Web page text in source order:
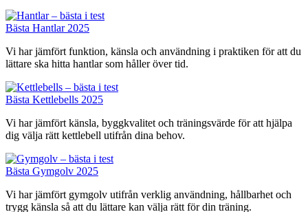
Bästa Hantlar 2025
Vi har jämfört funktion, känsla och användning i praktiken för att du
lättare ska hitta hantlar som håller över tid.
Bästa Kettlebells 2025
Vi har jämfört känsla, byggkvalitet och träningsvärde för att hjälpa
dig välja rätt kettlebell utifrån dina behov.
Bästa Gymgolv 2025
Vi har jämfört gymgolv utifrån verklig användning, hållbarhet och
trygg känsla så att du lättare kan välja rätt för din träning.